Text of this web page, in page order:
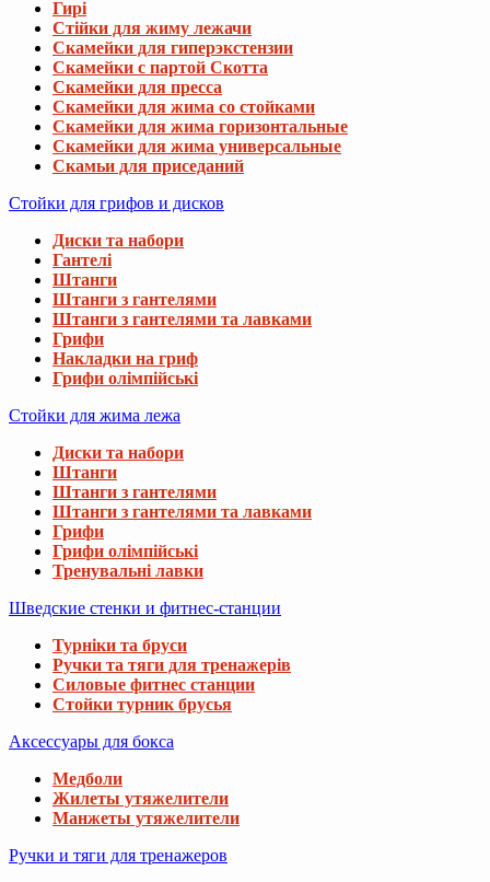
Гирі
Стійки для жиму лежачи
Скамейки для гиперэкстензии
Скамейки с партой Скотта
Скамейки для пресса
Скамейки для жима со стойками
Скамейки для жима горизонтальные
Скамейки для жима универсальные
Скамьи для приседаний
Стойки для грифов и дисков
Диски та набори
Гантелі
Штанги
Штанги з гантелями
Штанги з гантелями та лавками
Грифи
Накладки на гриф
Грифи олімпійські
Стойки для жима лежа
Диски та набори
Штанги
Штанги з гантелями
Штанги з гантелями та лавками
Грифи
Грифи олімпійські
Тренувальні лавки
Шведские стенки и фитнес-станции
Турніки та бруси
Ручки та тяги для тренажерів
Силовые фитнес станции
Стойки турник брусья
Аксессуары для бокса
Медболи
Жилеты утяжелители
Манжеты утяжелители
Ручки и тяги для тренажеров